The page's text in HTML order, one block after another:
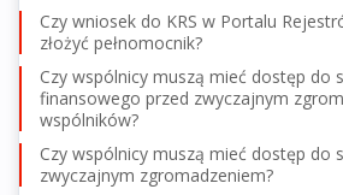
Czy wniosek do KRS w Portalu
złożyć pełnomocnik?
Czy wspólnicy muszą mieć dostęp do
finansowego przed zwyczajnym
wspólników?
Czy wspólnicy muszą mieć dostęp do
zwyczajnym zgromadzeniem?